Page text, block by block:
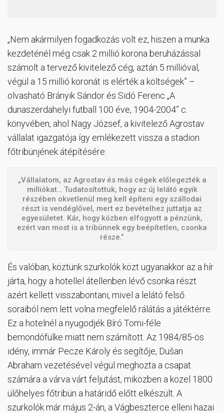
„Nem akármilyen fogadkozás volt ez, hiszen a munka
kezdeténél még csak 2 millió korona beruházással
számolt a tervező kivitelező cég, aztán 5 millióval,
végül a 15 millió koronát is elérték a költségek” –
olvasható Brányik Sándor és Sidó Ferenc „A
dunaszerdahelyi futball 100 éve, 1904-2004” c.
könyvében, ahol Nagy József, a kivitelező Agrostav
vállalat igazgatója így emlékezett vissza a stadion
főtribünjének átépítésére:
„Vállalatom, az Agrostav és más cégek előlegezték a
milliókat… Tudatosítottuk, hogy az új lelátó egyik
részében okvetlenül meg kell építeni egy szállodai
részt is vendéglővel, mert ez bevételhez juttatja az
egyesületet. Kár, hogy közben elfogyott a pénzünk,
ezért van most is a tribünnek egy beépítetlen, csonka
része.”
És valóban, köztünk szurkolók közt ugyanakkor az a hír
járta, hogy a hotellel átellenben lévő csonka részt
azért kellett visszabontani, mivel a lelátó felső
soraiból nem lett volna megfelelő rálátás a játéktérre.
Ez a hotelnél a nyugodjék Bíró Tomi-féle
bemondófülke miatt nem számított. Az 1984/85-ös
idény, immár Pecze Károly és segítője, Dušan
Abraham vezetésével végül meghozta a csapat
számára a várva várt feljutást, miközben a közel 1800
ülőhelyes főtribün a határidő előtt elkészült. A
szurkolók már május 2-án, a Vágbeszterce elleni hazai